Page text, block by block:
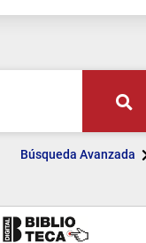
Buscar
Búsqueda Avanzada